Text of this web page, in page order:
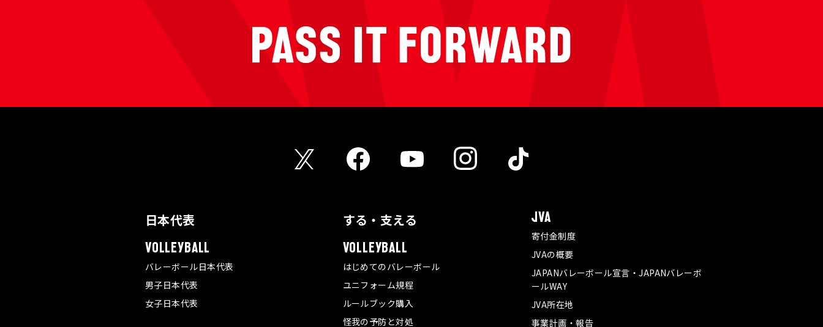
日本代表
VOLLEYBALL
バレーボール日本代表
男子日本代表
女子日本代表
する・支える
VOLLEYBALL
はじめてのバレーボール
ユニフォーム規程
ルールブック購入
怪我の予防と対処
JVA
寄付金制度
JVAの概要
JAPANバレーボール宣言・JAPANバレーボ
ールWAY
JVA所在地
事業計画・報告